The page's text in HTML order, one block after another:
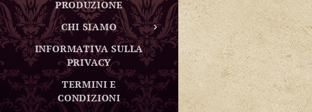
PRODUZIONE
CHI SIAMO
INFORMATIVA SULLA
PRIVACY
TERMINI E
CONDIZIONI